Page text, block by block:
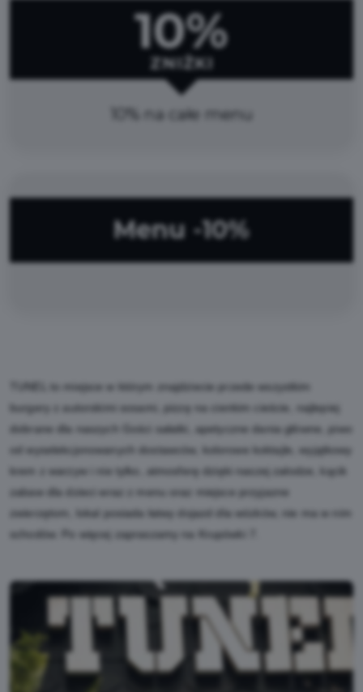
10%
ZNIŻKI
10% na całe menu
Menu -10%
TUNEL to miejsce w którym znajdziecie przede wszystkim
burgery z autorskimi sosami, pizzę na cienkim cieście, najlepiej
dobrane dla naszych Gości sałatki, apetyczne dania główne, piwo
od wyselekcjonowanych dostawców, kolorowe koktajle, wyjątkowy
krem z warzyw i nie tylko, atmosferę dzięki naszej załodze, kącik
zabaw dla dzieci wraz z menu oraz miejsce przyjazne
zwierzętom, lokal posiada łatwy dojazd dla wózków, nie ma w nim
schodów. Po więcej zapraszamy na Krupówki 7.